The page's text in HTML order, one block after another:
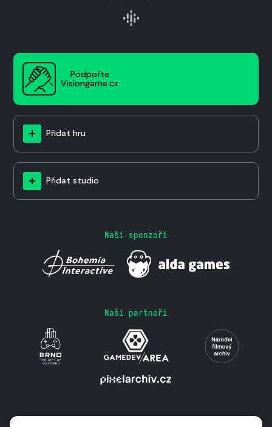
Podpořte
Visiongame.cz
Přidat hru
Přidat studio
Naši sponzoři
Naši partneři